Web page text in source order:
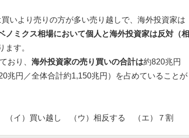
いより売りの方が多い売り越しで、海外投資家は
ノミクス相場において個人と海外投資家は反対（相
ます。
おり、 海外投資家の売り買いの合計は約820兆円
兆円／全体合計約1,150兆円）を占めていることが
（イ）買い越し （ウ）相反する （エ）７割